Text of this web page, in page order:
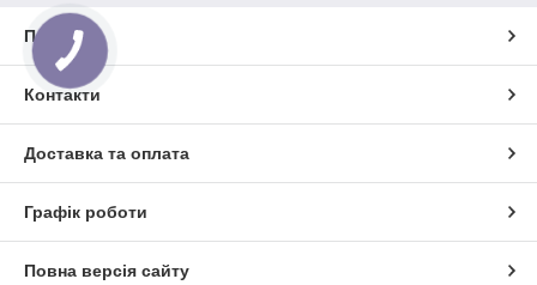
Про нас
Контакти
Доставка та оплата
Графік роботи
Повна версія сайту